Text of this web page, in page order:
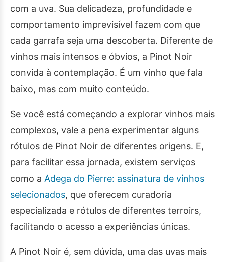
com a uva. Sua delicadeza, profundidade e
comportamento imprevisível fazem com que
cada garrafa seja uma descoberta. Diferente de
vinhos mais intensos e óbvios, a Pinot Noir
convida à contemplação. É um vinho que fala
baixo, mas com muito conteúdo.
Se você está começando a explorar vinhos mais
complexos, vale a pena experimentar alguns
rótulos de Pinot Noir de diferentes origens. E,
para facilitar essa jornada, existem serviços
como a Adega do Pierre: assinatura de vinhos
selecionados, que oferecem curadoria
especializada e rótulos de diferentes terroirs,
facilitando o acesso a experiências únicas.
A Pinot Noir é, sem dúvida, uma das uvas mais